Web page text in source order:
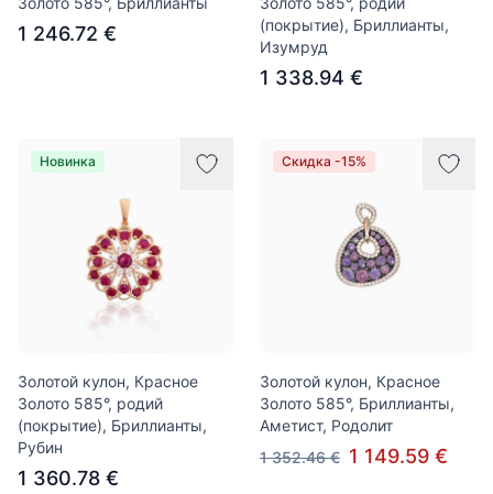
1 246.72 €
(покрытие), Бриллианты,
Изумруд
1 338.94 €
Новинка
Золотой кулон, Красное
Золото 585°, родий
(покрытие), Бриллианты,
Рубин
1 360.78 €
Скидка -15%
Золотой кулон, Красное
Золото 585°, Бриллианты,
Аметист, Родолит
1 352.46 € 1 149.59 €